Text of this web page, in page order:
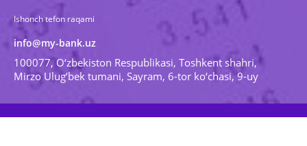
Ishonch tefon raqami
info@my-bank.uz
100077, O‘zbekiston Respublikasi, Toshkent shahri,
Mirzo Ulug‘bek tumani, Sayram, 6-tor ko‘chasi, 9-uy